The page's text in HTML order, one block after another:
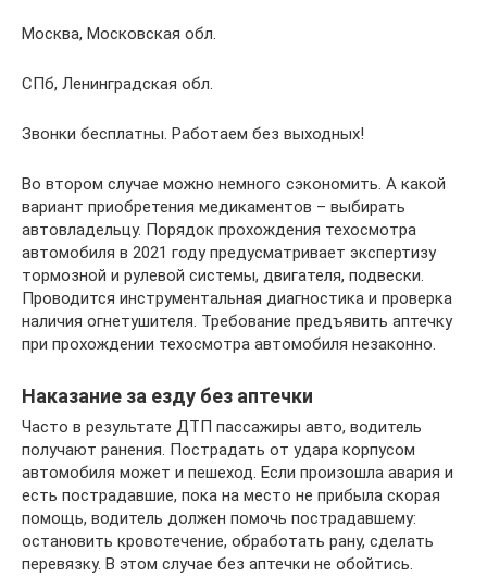
Москва, Московская обл.
СПб, Ленинградская обл.
Звонки бесплатны. Работаем без выходных!
Во втором случае можно немного сэкономить. А какой
вариант приобретения медикаментов – выбирать
автовладельцу. Порядок прохождения техосмотра
автомобиля в 2021 году предусматривает экспертизу
тормозной и рулевой системы, двигателя, подвески.
Проводится инструментальная диагностика и проверка
наличия огнетушителя. Требование предъявить аптечку
при прохождении техосмотра автомобиля незаконно.
Наказание за езду без аптечки
Часто в результате ДТП пассажиры авто, водитель
получают ранения. Пострадать от удара корпусом
автомобиля может и пешеход. Если произошла авария и
есть пострадавшие, пока на место не прибыла скорая
помощь, водитель должен помочь пострадавшему:
остановить кровотечение, обработать рану, сделать
перевязку. В этом случае без аптечки не обойтись.